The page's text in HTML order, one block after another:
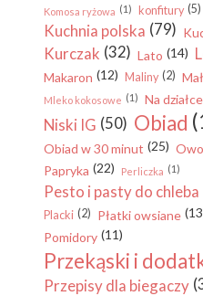
Komosa ryżowa (1) konfitury (5)
Kuchnia polska (79)
Kurczak (32) Lato (14)
Makaron (12) Maliny (2)
Mleko kokosowe (1) Na działce
Niski IG (50) Obiad
Obiad w 30 minut (25)
Papryka (22) Perliczka (1)
Pesto i pasty do chleba
Placki (2) Płatki owsiane
Pomidory (11)
Przekąski i
Przepisy dla biegaczy